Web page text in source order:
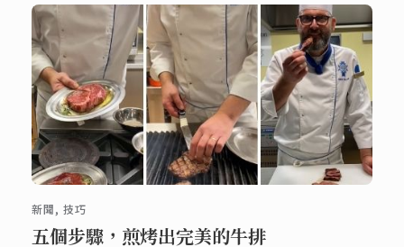
新聞, 技巧
五個步驟，煎烤出完美的牛排